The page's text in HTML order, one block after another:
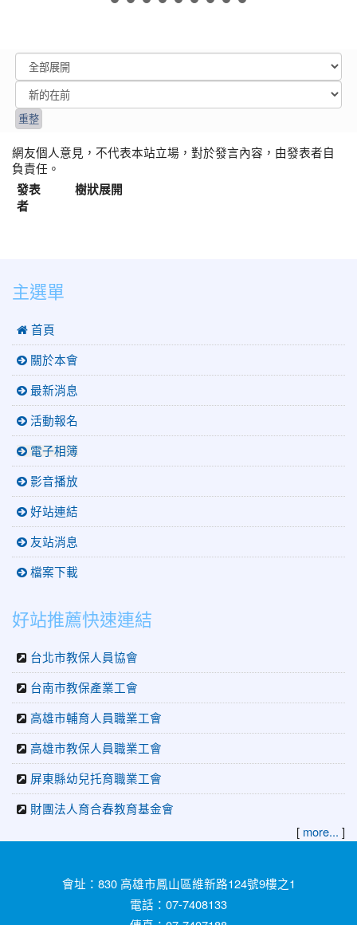
網友個人意見，不代表本站立場，對於發言內容，由發表者自
負責任。
發表
者
樹狀展開
主選單
 首頁
關於本會
最新消息
活動報名
電子相簿
影音播放
好站連結
友站消息
檔案下載
好站推薦快速連結
台北市教保人員協會
台南市教保產業工會
高雄市輔育人員職業工會
高雄市教保人員職業工會
屏東縣幼兒托育職業工會
財團法人育合春教育基金會
[ more... ]
會址：830 高雄市鳳山區維新路124號9樓之1
電話：07-7408133